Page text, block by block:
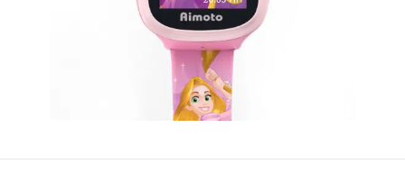
75% будут
с вашей карты
каждые 2 недели